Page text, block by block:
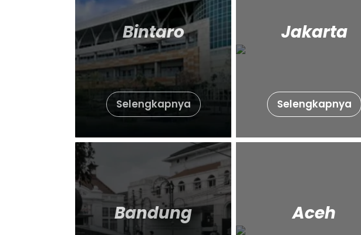
Bintaro
Selengkapnya
Jakarta
Selengkapnya
Bandung Aceh